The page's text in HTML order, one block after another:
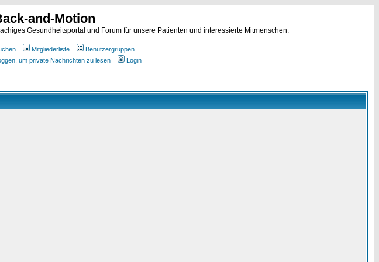
and-Motion
Gesundheitsportal und Forum für unsere Patienten und interessierte Mitmenschen.
Mitgliederliste
Benutzergruppen
um private Nachrichten zu lesen Login